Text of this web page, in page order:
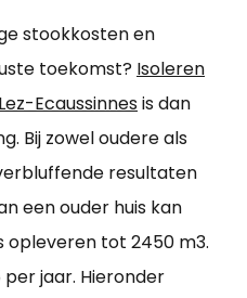
stookkosten en
toekomst? Isoleren
Ecaussinnesis dan
Bij zowel oudere als
resultaten
een ouder huis kan
opleveren tot 2450 m3.
per jaar. Hieronder